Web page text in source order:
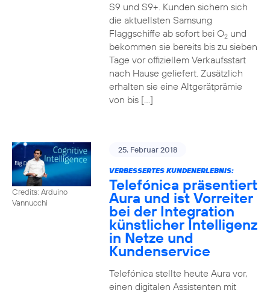
S9 und S9+. Kunden sichern sich
die aktuellsten Samsung
Flaggschiffe ab sofort bei O2und
bekommen sie bereits bis zu sieben
Tage vor offiziellem Verkaufsstart
nach Hause geliefert. Zusätzlich
erhalten sie eine Altgerätprämie
von bis […]
Credits: Arduino
Vannucchi
25. Februar 2018
VERBESSERTES KUNDENERLEBNIS:
Telefónica präsentiert
Aura und ist Vorreiter
bei der Integration
künstlicher Intelligenz
in Netze und
Kundenservice
Telefónica stellte heute Aura vor,
einen digitalen Assistenten mit